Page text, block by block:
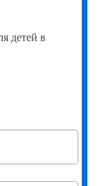
детей в